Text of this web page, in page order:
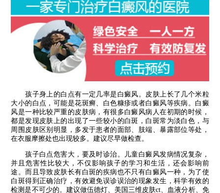
孩子身上的白点有一定几率是白癜风。皮肤上长了几个米粒
大小的白点，可能是花斑癣、白色糠疹或者白癜风等疾病。白癜
风是一种比较严重的皮肤病，有很多白癜风病人在初期的时候，
都是发现皮肤上的出现了一些较小的白斑，白斑常为淡白色，与
周围皮肤区别明显，多发于患者的面部、肢端、暴露部位等处，
在衣服摩擦处也出现较多。建议尽早做检查。
孩子白点危害大，要及时诊治。儿童白癜风发病情况复杂，
并且危害性比较大，不仅影响孩子的学习和生活，还会影响前
途。而且导致皮肤长有白斑的疾病也不只有白癜风一种，为了使
白斑得到正确治疗，有效避免误诊误治的现象发生，科学有效的
检测是不可少的。建议做伍德灯、美国三维皮肤ct、血液分析、免